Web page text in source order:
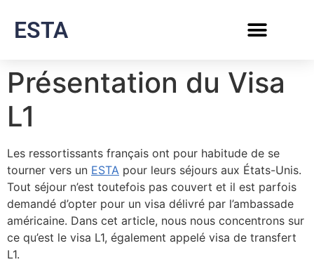
ESTA
Présentation du Visa
L1
Les ressortissants français ont pour habitude de se
tourner vers un ESTA pour leurs séjours aux États-Unis.
Tout séjour n’est toutefois pas couvert et il est parfois
demandé d’opter pour un visa délivré par l’ambassade
américaine. Dans cet article, nous nous concentrons sur
ce qu’est le visa L1, également appelé visa de transfert
L1.